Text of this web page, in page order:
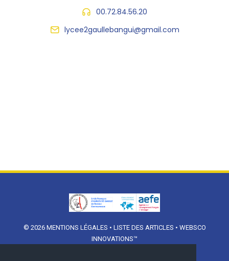
00.72.84.56.20
lycee2gaullebangui@gmail.com
© 2026 MENTIONS LÉGALES • LISTE DES ARTICLES • WEBSCO
INNOVATIONS™